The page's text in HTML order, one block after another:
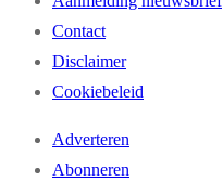
Contact
Disclaimer
Cookiebeleid
Adverteren
Abonneren